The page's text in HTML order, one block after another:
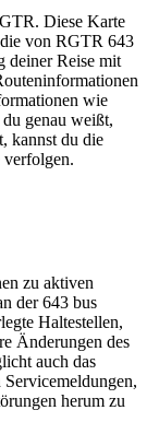
Diese Karte
von RGTR 643
deiner Reise mit
wie
genau weißt,
kannst du die
verfolgen.
zu aktiven
der 643 bus
Haltestellen,
Änderungen des
auch das
herum zu